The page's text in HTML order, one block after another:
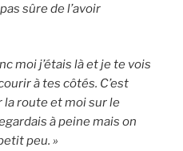
sûre de l’avoir
moi j’étais là et je te vois
à tes côtés. C’est
route et moi sur le
à peine mais on
peu. »